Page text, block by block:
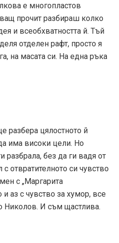
е многопластов
прочит разбираш колко
и всеобхватността й. Тъй
отделен рафт, просто я
на масата си. На една ръка
разбера цялостното й
има високи цели. Но
разбрала, без да ги вадя от
с отвратителното си чувство
с „Маргарита
аз с чувство за хумор, все
Николов. И съм щастлива.